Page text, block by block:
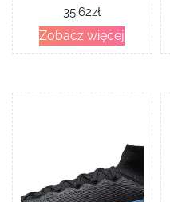
35.62zł
Zobacz więcej